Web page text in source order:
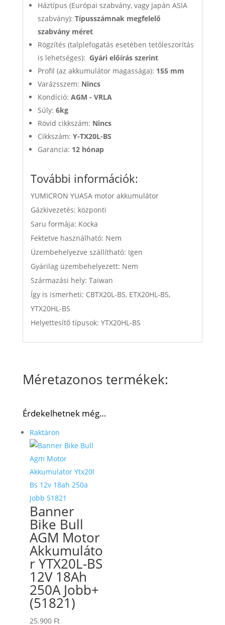
Háztípus (Európai szabvány, vagy Japán ASIA
szabvány): Típusszámnak megfelelő
szabvány méret
Rögzítés (talplefogatás esetében tetőleszorítás
is lehetséges): Gyári előírás szerint
Profil (az akkumulátor magassága): 155 mm
Varázsszem: Nincs
Kondíció: AGM - VRLA
Súly: 6kg
Rövid cikkszám: Nincs
Cikkszám: Y-TX20L-BS
Garancia: 12 hónap
További információk:
YUMICRON YUASA motor akkumulátor
Gázkivezetés: központi
Saru formája: Kocka
Fektetve használható: Nem
Üzembehelyezve szállítható: Igen
Gyárilag üzembehelyezett: Nem
Származási hely: Taiwan
Így is ismerheti: CBTX20L-BS, ETX20HL-BS,
YTX20HL-BS
Helyettesítő típusok: YTX20HL-BS
Méretazonos termékek:
Érdekelhetnek még…
Raktáron
Banner
Bike Bull
AGM Motor
Akkumuláto
r YTX20L-BS
12V 18Ah
250A Jobb+
(51821)
25.900 Ft